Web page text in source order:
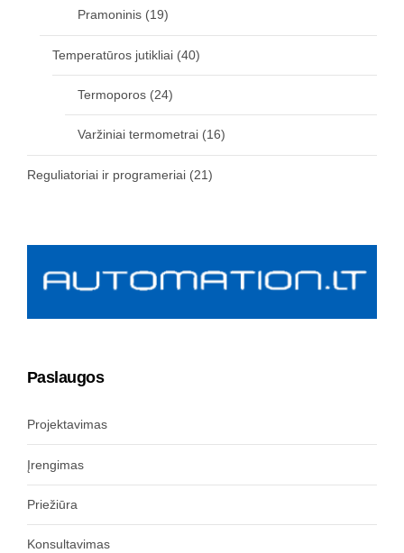
Pramoninis (19)
Temperatūros jutikliai (40)
Termoporos (24)
Varžiniai termometrai (16)
Reguliatoriai ir programeriai (21)
Paslaugos
Projektavimas
Įrengimas
Priežiūra
Konsultavimas